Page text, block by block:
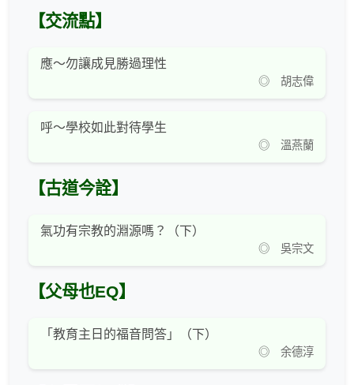
【交流點】
應～勿讓成見勝過理性
◎ 胡志偉
呼～學校如此對待學生
◎ 溫燕蘭
【古道今詮】
氣功有宗教的淵源嗎？（下）
◎ 吳宗文
【父母也EQ】
「教育主日的福音問答」（下）
◎ 余德淳